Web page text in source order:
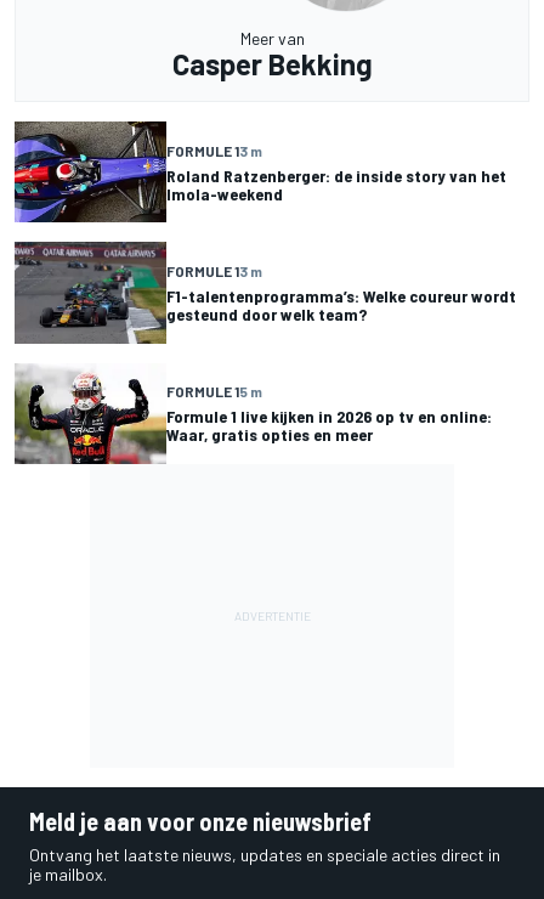
Meer van
Casper Bekking
FORMULE 13 m
Roland Ratzenberger: de inside story van het
Imola-weekend
FORMULE 13 m
F1-talentenprogramma’s: Welke coureur wordt
gesteund door welk team?
FORMULE 15 m
Formule 1 live kijken in 2026 op tv en online:
Waar, gratis opties en meer
Meld je aan voor onze nieuwsbrief
Ontvang het laatste nieuws, updates en speciale acties direct in
je mailbox.